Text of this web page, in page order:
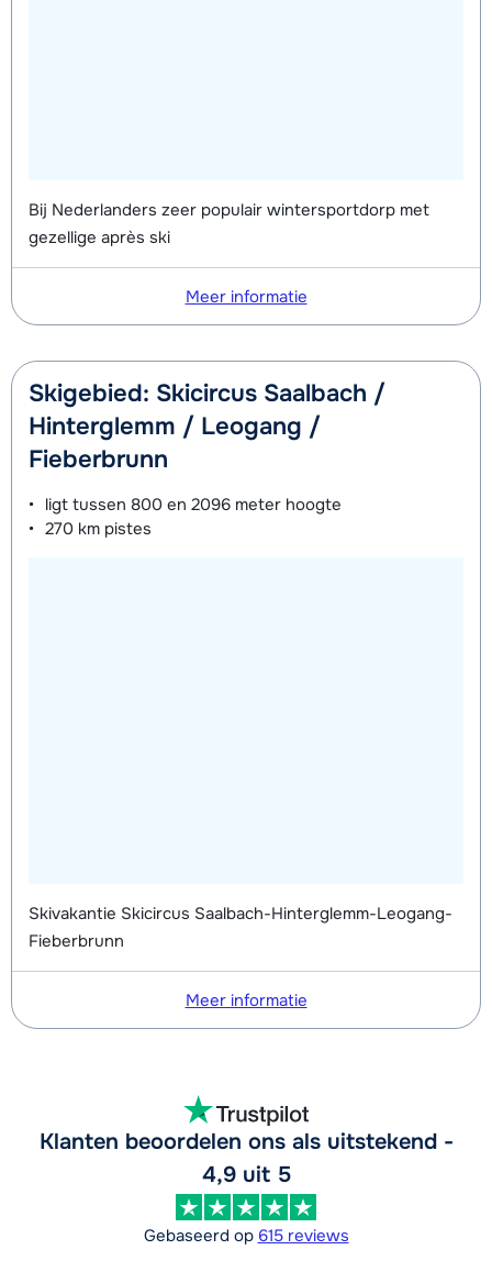
Bij Nederlanders zeer populair wintersportdorp met
gezellige après ski
Meer informatie
Skigebied: Skicircus Saalbach /
Hinterglemm / Leogang /
Fieberbrunn
ligt tussen 800 en 2096 meter hoogte
270 km pistes
Skivakantie Skicircus Saalbach-Hinterglemm-Leogang-
Fieberbrunn
Meer informatie
Klanten beoordelen ons als uitstekend -
4,9 uit 5
Gebaseerd op 615 reviews